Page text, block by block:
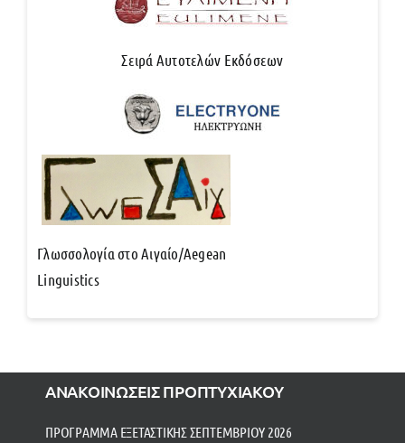
Σειρά Αυτοτελών Εκδόσεων
Γλωσσολογία στο Αιγαίο/Aegean
Linguistics
ΑΝΑΚΟΙΝΩΣΕΙΣ ΠΡΟΠΤΥΧΙΑΚΟΥ
ΠΡΟΓΡΑΜΜΑ ΕΞΕΤΑΣΤΙΚΗΣ ΣΕΠΤΕΜΒΡΙΟΥ 2026